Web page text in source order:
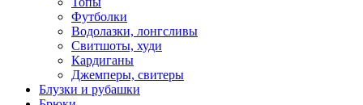
Футболки
Водолазки, лонгсливы
Свитшоты, худи
Кардиганы
Джемперы, свитеры
Блузки и рубашки